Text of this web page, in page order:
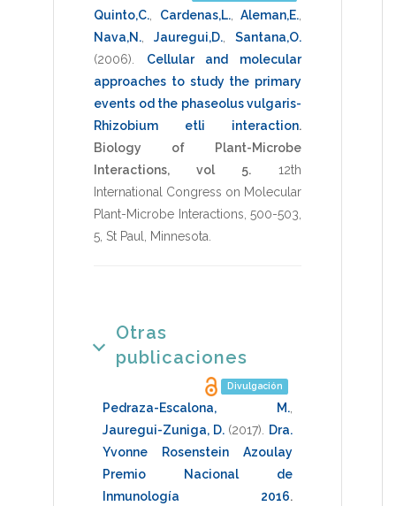
Quinto,C. Cardenas,L., Aleman,E.
Nava,N.
Jauregui,D.
Santana,O.
(2006)
Cellular and molecular
approaches to study the primary
events od the phaseolus vulgaris-
Rhizobium etli interaction.
Biology of Plant-Microbe
Interactions, vol 5.
12th
International Congress on Molecular
Plant-Microbe Interactions 500-503
5 St Paul, Minnesota
Otras
publicaciones
Divulgación
Pedraza-Escalona, M.
Jauregui-Zuniga, D. (2017)
Dra.
Yvonne Rosenstein Azoulay
Premio Nacional de
Inmunología 2016.